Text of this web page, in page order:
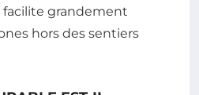
grandement
hors des sentiers